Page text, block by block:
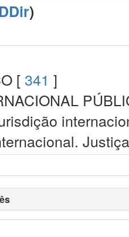
)
[ 341 ]